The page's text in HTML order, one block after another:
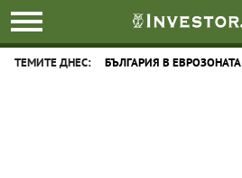
ТЕМИТЕ ДНЕС: БЪЛГАРИЯ В ЕВРОЗОНАТА